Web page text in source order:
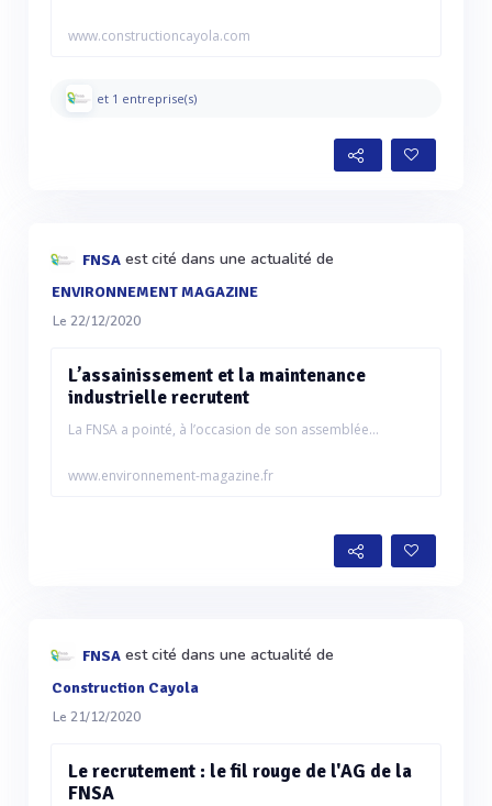
www.constructioncayola.com
et 1 entreprise(s)
FNSA est cité dans une actualité de
ENVIRONNEMENT MAGAZINE
Le 22/12/2020
L’assainissement et la maintenance
industrielle recrutent
La FNSA a pointé, à l’occasion de son assemblée...
www.environnement-magazine.fr
FNSA est cité dans une actualité de
Construction Cayola
Le 21/12/2020
Le recrutement : le fil rouge de l'AG de la
FNSA